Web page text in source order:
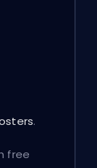
.
free